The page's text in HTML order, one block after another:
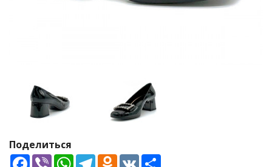
Поделиться
Facebook
ViberWhatsApp
TelegramOdnoklassniki
VK